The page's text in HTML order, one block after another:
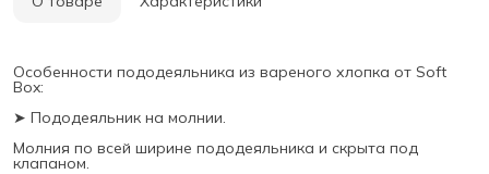
Особенности пододеяльника из вареного хлопка от Soft
Box:
➤ Пододеяльник на молнии.
Молния по всей ширине пододеяльника и скрыта под
клапаном.